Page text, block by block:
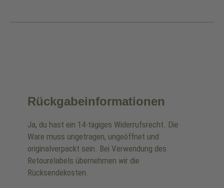
Rückgabeinformationen
Ja, du hast ein 14-tägiges Widerrufsrecht. Die
Ware muss ungetragen, ungeöffnet und
originalverpackt sein. Bei Verwendung des
Retourelabels übernehmen wir die
Rücksendekosten.